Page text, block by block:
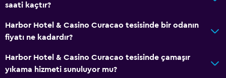
saati kaçtır?
Harbor Hotel & Casino Curacao tesisinde bir odanın
fiyatı ne kadardır?
Harbor Hotel & Casino Curacao tesisinde çamaşır
yıkama hizmeti sunuluyor mu?